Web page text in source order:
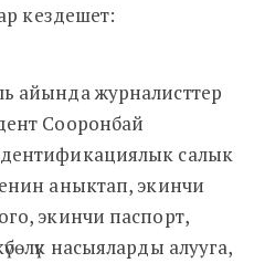
кездешет:
айында журналисттер
Сооронбай
салык
аныктап, экинчи
экинчи паспорт,
насыяларды алууга,